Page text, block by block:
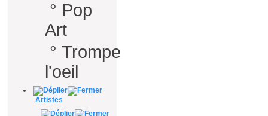
° Pop
Art
° Trompe
l'oeil
Artistes